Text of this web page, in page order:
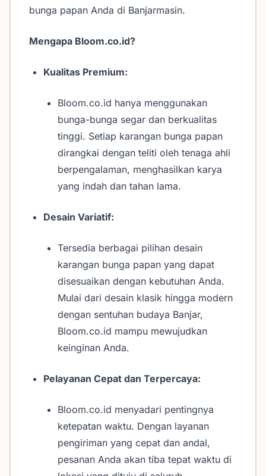
bunga papan Anda di Banjarmasin.
Mengapa Bloom.co.id?
Kualitas Premium:
Bloom.co.id hanya menggunakan
bunga-bunga segar dan berkualitas
tinggi. Setiap karangan bunga papan
dirangkai dengan teliti oleh tenaga ahli
berpengalaman, menghasilkan karya
yang indah dan tahan lama.
Desain Variatif:
Tersedia berbagai pilihan desain
karangan bunga papan yang dapat
disesuaikan dengan kebutuhan Anda.
Mulai dari desain klasik hingga modern
dengan sentuhan budaya Banjar,
Bloom.co.id mampu mewujudkan
keinginan Anda.
Pelayanan Cepat dan Terpercaya:
Bloom.co.id menyadari pentingnya
ketepatan waktu. Dengan layanan
pengiriman yang cepat dan andal,
pesanan Anda akan tiba tepat waktu di